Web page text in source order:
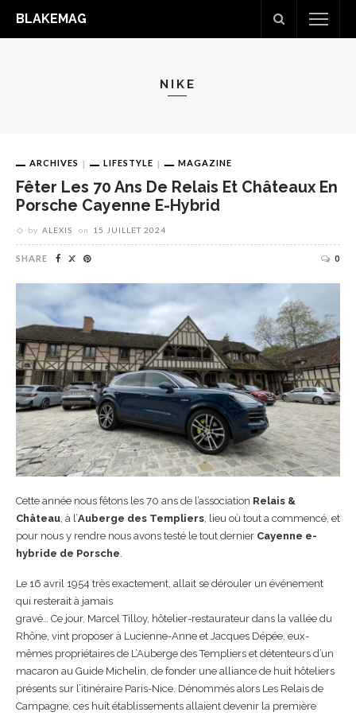
BLAKEMAG
NIKE
ARCHIVES LIFESTYLE MAGAZINE
Fêter Les 70 Ans De Relais Et Châteaux En
Porsche Cayenne E-Hybrid
by ALEXIS on 15 JUILLET 2024
SHARE 0
Cette année nous fêtons les 70 ans de l’association Relais &
Château , à l’Auberge des Templiers , lieu où tout a commencé, et
pour nous y rendre nous avons testé le tout dernier Cayenne e-
hybride de Porsche
Le 16 avril 1954 très exactement, allait se dérouler un événement
qui resterait à jamais
gravé… Ce jour, Marcel Tilloy, hôtelier-restaurateur dans la vallée du
Rhône, vint proposer à Lucienne-Anne et Jacques Dépée, eux-
mêmes propriétaires de L’Auberge des Templiers et détenteurs d’un
macaron au Guide Michelin, de fonder une alliance de huit hôteliers
présents sur l’itinéraire Paris-Nice. Dénommés alors Les Relais de
Campagne, ces huit établissements allaient devenir la première